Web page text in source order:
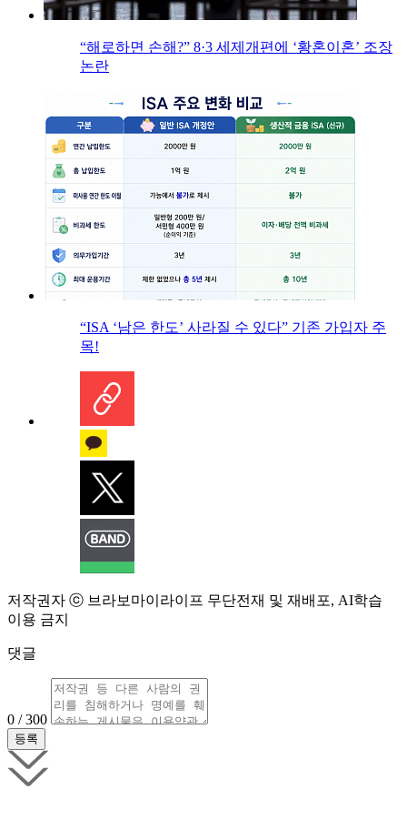
“해로하면 손해?” 8·3 세제개편에 ‘황혼이혼’ 조장
논란
“ISA ‘남은 한도’ 사라질 수 있다” 기존 가입자 주
목!
저작권자 ⓒ 브라보마이라이프 무단전재 및 재배포, AI학습
이용 금지
댓글
0 / 300